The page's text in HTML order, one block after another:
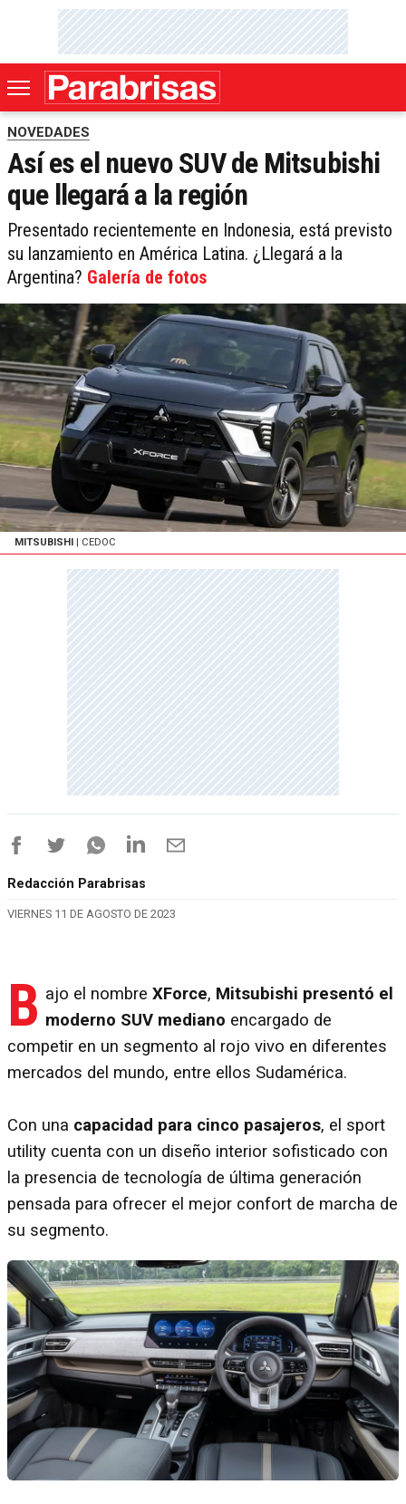
NOVEDADES
Así es el nuevo SUV de Mitsubishi
que llegará a la región
Presentado recientemente en Indonesia, está previsto
su lanzamiento en América Latina. ¿Llegará a la
Argentina? Galería de fotos
MITSUBISHI | CEDOC
Redacción Parabrisas
VIERNES 11 DE AGOSTO DE 2023
B ajo el nombre XForce, Mitsubishi presentó el
moderno SUV mediano encargado de
competir en un segmento al rojo vivo en diferentes
mercados del mundo, entre ellos Sudamérica.
Con una capacidad para cinco pasajeros, el sport
utility cuenta con un diseño interior sofisticado con
la presencia de tecnología de última generación
pensada para ofrecer el mejor confort de marcha de
su segmento.